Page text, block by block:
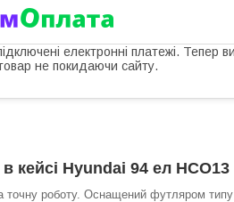
електронні платежі. Тепер
не покидаючи сайту.
кейсі Hyundai 94 ел HCO13
точну роботу. Оснащений футляром